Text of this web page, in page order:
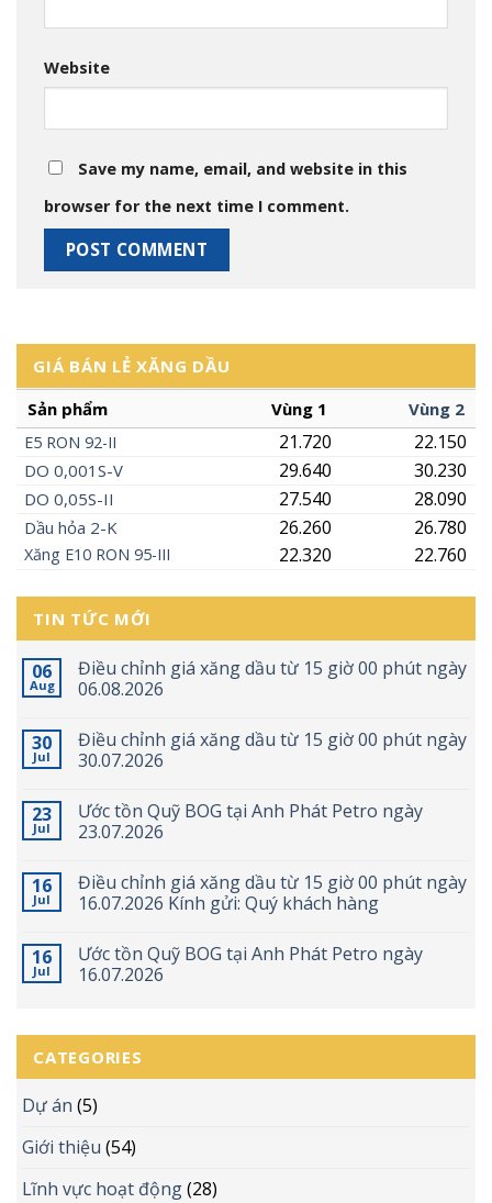
GIÁ BÁN LẺ XĂNG DẦU
Sản phẩm
Vùng 1 Vùng 2
E5 RON 92-II 22.150
21.720
DO 0,001S-V 30.230
29.640
DO 0,05S-II 28.090
27.540
Dầu hỏa 2-K 26.780
26.260
Xăng E10 RON 95-III 22.760
22.320
TIN TỨC MỚI
06
Aug
Điều chỉnh giá xăng dầu từ 15 giờ 00 phút ngày
06.08.2026
30
Jul
Điều chỉnh giá xăng dầu từ 15 giờ 00 phút ngày
30.07.2026
23
Jul
Ước tồn Quỹ BOG tại Anh Phát Petro ngày
23.07.2026
16
Jul
Điều chỉnh giá xăng dầu từ 15 giờ 00 phút ngày
16.07.2026 Kính gửi: Quý khách hàng
16
Jul
Ước tồn Quỹ BOG tại Anh Phát Petro ngày
16.07.2026
CATEGORIES
Dự án (5)
Giới thiệu (54)
Lĩnh vực hoạt động(28)
Website
Save my name, email, and website in this
browser for the next time I comment.